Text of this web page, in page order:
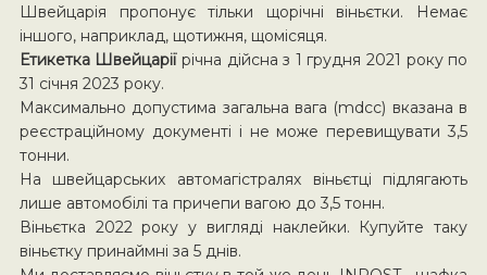
Швейцарія пропонує тільки щорічні віньєтки. Немає
іншого, наприклад, щотижня, щомісяця.
Етикетка Швейцаріїрічна дійсна з 1 грудня 2021 року по
31 січня 2023 року.
Максимально допустима загальна вага (mdcc) вказана в
реєстраційному документі і не може перевищувати 3,5
тонни.
На швейцарських автомагістралях віньєтці підлягають
лише автомобілі та причепи вагою до 3,5 тонн.
Віньєтка 2022 року у вигляді наклейки. Купуйте таку
віньєтку принаймні за 5 днів.